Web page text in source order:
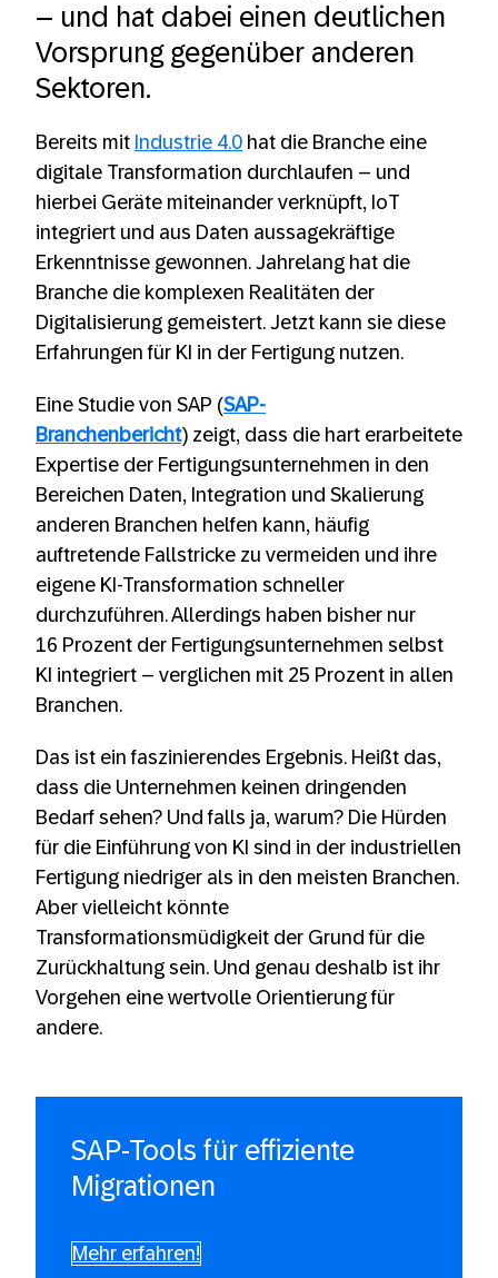
– und hat dabei einen deutlichen
Vorsprung gegenüber anderen
Sektoren.
Bereits mit Industrie 4.0 hat die Branche eine
digitale Transformation durchlaufen – und
hierbei Geräte miteinander verknüpft, IoT
integriert und aus Daten aussagekräftige
Erkenntnisse gewonnen. Jahrelang hat die
Branche die komplexen Realitäten der
Digitalisierung gemeistert. Jetzt kann sie diese
Erfahrungen für KI in der Fertigung nutzen.
Eine Studie von SAP (SAP-
Branchenbericht) zeigt, dass die hart erarbeitete
Expertise der Fertigungsunternehmen in den
Bereichen Daten, Integration und Skalierung
anderen Branchen helfen kann, häufig
auftretende Fallstricke zu vermeiden und ihre
eigene KI-Transformation schneller
durchzuführen. Allerdings haben bisher nur
16 Prozent der Fertigungsunternehmen selbst
KI integriert – verglichen mit 25 Prozent in allen
Branchen.
Das ist ein faszinierendes Ergebnis. Heißt das,
dass die Unternehmen keinen dringenden
Bedarf sehen? Und falls ja, warum? Die Hürden
für die Einführung von KI sind in der industriellen
Fertigung niedriger als in den meisten Branchen.
Aber vielleicht könnte
Transformationsmüdigkeit der Grund für die
Zurückhaltung sein. Und genau deshalb ist ihr
Vorgehen eine wertvolle Orientierung für
andere.
SAP-Tools für effiziente
Migrationen
Mehr erfahren!